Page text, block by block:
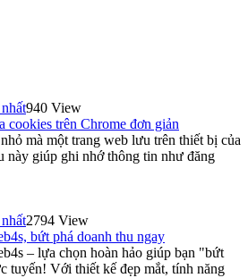
940 View
cookies trên Chrome đơn giản
mà một trang web lưu trên thiết bị của
này giúp ghi nhớ thông tin như đăng
2794 View
bứt phá doanh thu ngay
– lựa chọn hoàn hảo giúp bạn "bứt
tuyến! Với thiết kế đẹp mắt, tính năng